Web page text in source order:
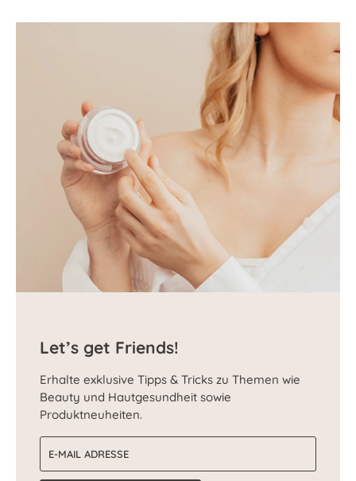
Let’s get Friends!
Erhalte exklusive Tipps & Tricks zu Themen wie
Beauty und Hautgesundheit sowie
Produktneuheiten.